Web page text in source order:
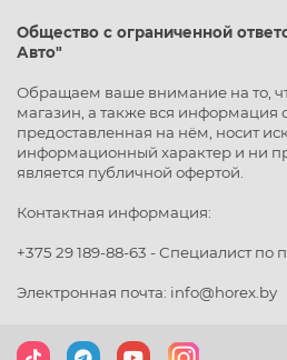
Общество с ограниченной
Авто"
Обращаем ваше внимание на то,
магазин, а также вся информация
предоставленная на нём, носит
информационный характер и ни
является публичной офертой.
Контактная информация:
+375 29 189-88-63 - Специалист по
Электронная почта: info@horex.by